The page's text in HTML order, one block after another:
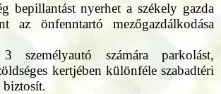
bepillantást nyerhet a székely gazda
az önfenntartó mezőgazdálkodása
személyautó számára parkolást,
kertjében különféle szabadtéri
biztosít.